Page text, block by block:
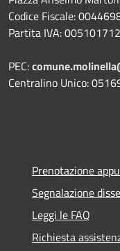
Codice Fiscale:
Partita IVA:
PEC:
Centralino Unico:
Prenotazione
Segnalazione
Leggi le FAQ
Richiesta